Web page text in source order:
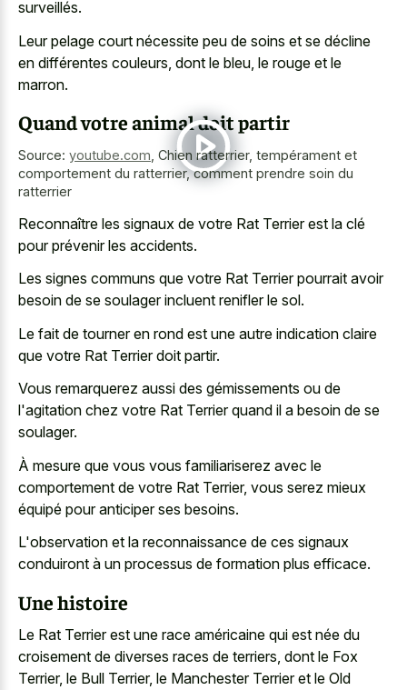
surveillés.
Leur pelage court nécessite peu de soins et se décline
en différentes couleurs, dont le bleu, le rouge et le
marron.
Quand votre animal doit partir
Source: youtube.com Chien ratterrier, tempérament et
comportement du ratterrier, comment prendre soin du
ratterrier
Reconnaître les signaux de votre Rat Terrier est la clé
pour prévenir les accidents.
Les signes communs que votre Rat Terrier pourrait avoir
besoin de se soulager incluent renifler le sol.
Le fait de tourner en rond est une autre indication claire
que votre Rat Terrier doit partir.
Vous remarquerez aussi des gémissements ou de
l'agitation chez votre Rat Terrier quand il a besoin de se
soulager.
À mesure que vous vous familiariserez avec le
comportement de votre Rat Terrier, vous serez mieux
équipé pour anticiper ses besoins.
L'observation et la reconnaissance de ces signaux
conduiront à un processus de formation plus efficace.
Une histoire
Le Rat Terrier est une race américaine qui est née du
croisement de diverses races de terriers, dont le Fox
Terrier, le Bull Terrier, le Manchester Terrier et le Old